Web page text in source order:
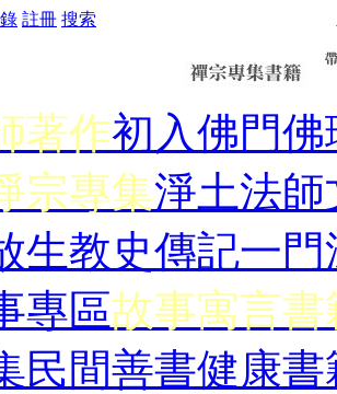
註冊 搜索
著作初入佛門佛
宗專集淨土法師
生教史傳記一門
專區故事寓言書
民間善書健康書